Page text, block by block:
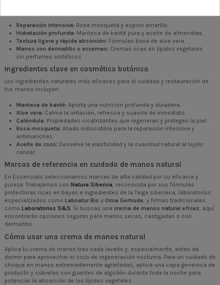
Reparación intensiva: Rosa mosqueta y espino amarillo.
Hidratación profunda: Manteca de karité pura y aceite de almendras.
Textura ligera y rápida absorción: Fórmulas base de aloe vera.
Manos con dermatitis o eccemas: Cremas ricas en lípidos vegetales
sin perfumes sintéticos.
Ingredientes clave en cosmética botánica
Los ingredientes naturales más eficaces para el cuidado y restauración de
tus manos incluyen:
Manteca de karité: Aporta una nutrición profunda y duradera.
Aloe vera: Calma la irritación, refresca y suaviza de inmediato.
Caléndula: Propiedades cicatrizantes que regeneran y protegen la piel.
Rosa mosqueta: Aliado indiscutible para la reparación intensiva y
antimanchas.
Aceite de coco: Devuelve la elasticidad y la suavidad natural al tejido
celular.
Marcas de referencia en cuidado de manos natural
En Essencials seleccionamos marcas de alta calidad por su eficacia y
pureza. Trabajamos con Natura Siberica , reconocida por sus fórmulas
protectoras ricas en bayas e ingredientes de la Taiga siberiana, laboratorios
especializados como Labnatur Bio u Oma Gertrude , y firmas tradicionales
como Laboratorios S&S . Si buscas una crema de manos natural eficaz , aquí
encontrarás opciones seguras para manos secas, castigadas o con
dermatitis.
Cómo usar una crema de manos natural
Aplica tu crema de manos tras cada lavado y, especialmente, antes de
dormir para aprovechar el ciclo de regeneración nocturna. Para un cuidado de
choque en manos extremadamente agrietadas, aplica una capa generosa de
producto y cúbrelas con guantes de algodón durante toda la noche para
potenciar la absorción de los lípidos vegetales.